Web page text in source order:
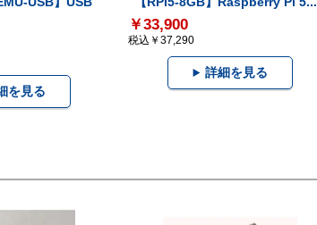
を見る
￥33,900
税込￥37,290
詳細を見る